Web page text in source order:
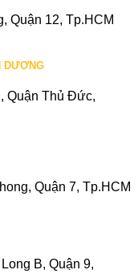
Quận 12, Tp.HCM
DƯƠNG
Quận Thủ Đức,
Quận 7, Tp.HCM
B, Quận 9,